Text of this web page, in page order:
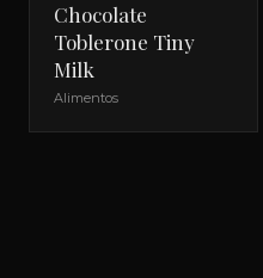
Chocolate
Toblerone Tiny
Milk
Alimentos